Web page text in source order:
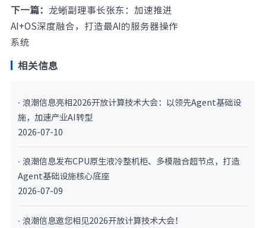
下一篇： 龙蜥副理事长张东：加速推进
AI+OS深度融合，打造最AI的服务器操作
系统
相关信息
· 浪潮信息亮相2026开放计算技术大会：以领先Agent基础设
施，加速产业AI转型
2026-07-10
· 浪潮信息发布CPU原生液冷整机柜、多模融合超节点，打造
Agent基础设施核心底座
2026-07-09
· 浪潮信息邀您相见2026开放计算技术大会！